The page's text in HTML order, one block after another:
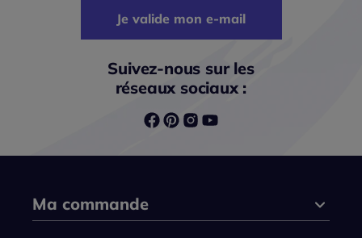
Je valide mon e-mail
Suivez-nous sur les
réseaux sociaux :
Ma commande